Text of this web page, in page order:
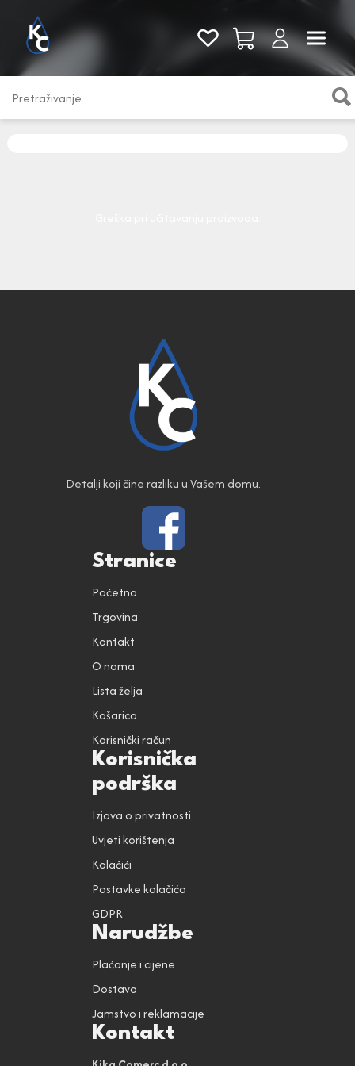
Pogledaj sve
Detalji koji čine razliku u Vašem domu.
Stranice
Početna
Trgovina
Kontakt
O nama
Lista želja
Košarica
Korisnički račun
Korisnička
podrška
Izjava o privatnosti
Uvjeti korištenja
Kolačići
Postavke kolačića
GDPR
Narudžbe
Plaćanje i cijene
Dostava
Jamstvo i reklamacije
Kontakt